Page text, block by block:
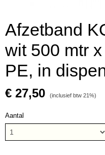
Afzetband
wit 500 mtr
PE, in
€ 27,50 (inclusief btw 21%)
Aantal